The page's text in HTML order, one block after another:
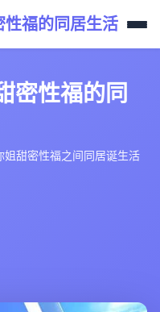
性福的同居生活
密性福的同
姐甜密性福之间同居诞生活